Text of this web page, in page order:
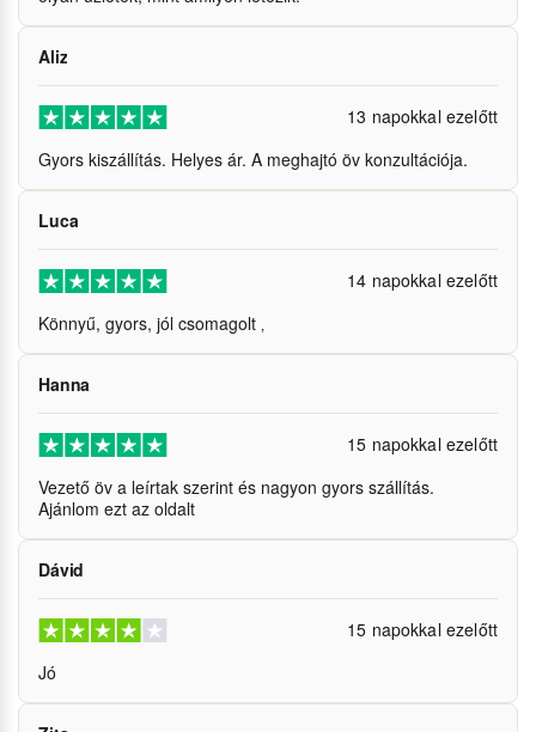
Aliz
13 napokkal ezelőtt
Gyors kiszállítás. Helyes ár. A meghajtó öv konzultációja.
Luca
14 napokkal ezelőtt
Könnyű, gyors, jól csomagolt ‚
Hanna
15 napokkal ezelőtt
Vezető öv a leírtak szerint és nagyon gyors szállítás.
Ajánlom ezt az oldalt
Dávid
15 napokkal ezelőtt
Jó